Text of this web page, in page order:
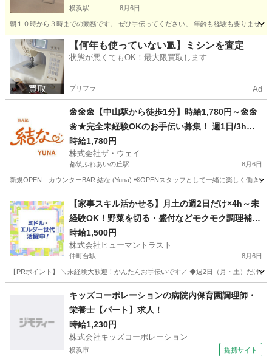
横浜駅 8月6日
朝１０時から３時までの勤務です。 ぜひ手伝ってください。 年齢も経験も要りませ
神奈川 横浜市 横浜駅 カフェ パート
【何年も使っていない🧵】ミシンを査定
状態が悪くてもOK！最大限買取します
プリフラ Ad
🌼🌼🌼【中山駅から徒歩1分】時給1,780円～🌼🌼
🌼★完全未経験OKのお手伝い募集！ 週1日/3h～O
K、服装自由、ノルマ無し🎇
時給1,780円
株式会社ザ・ウェイ
都筑ふれあいの丘駅 8月6日
新規OPEN カウンターBAR 結な (Yuna) 📢OPENスタッフとして一緒に楽しく働きま
都筑ふれあいの丘駅 その他 スタッフ
【家事スキル活かせる】月土の週2日だけ×4h～未
経験OK！野菜を切る・盛付などモクモク調理補助
(ES1W-3778_1)
時給1,500円
株式会社ヒューマントラスト
仲町台駅 8月6日
【PRポイント】 ＼未経験大歓迎！かんたんお手伝いです／ ◆週2日（月・土）だけ
仲町台駅 ヒューマントラスト
キッズコーポレーションの病院内保育園調理師・
栄養士【パート】求人！
時給1,230円
株式会社キッズコーポレーション
横浜市 提携サイト